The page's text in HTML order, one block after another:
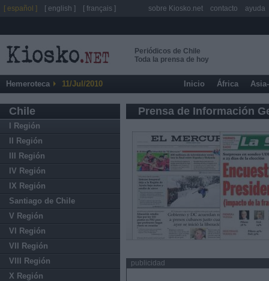
Periódicos de Chile
Toda la prensa de hoy
Hemeroteca 11/Jul/2010 Inicio África
Chile
I Región
II Región
III Región
IV Región
IX Región
Santiago de Chile
V Región
VI Región
VII Región
VIII Región
X Región
Prensa de Información
publicidad
[ español ] [ english ] [ français ] sobre Kiosko.net contacto ayuda